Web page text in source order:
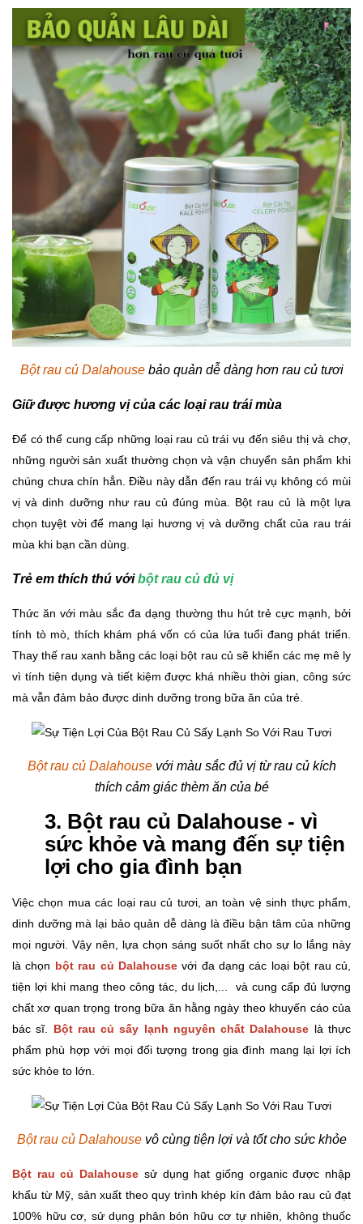
Bột rau củ Dalahousebảo quản dễ dàng hơn rau củ tươi
Giữđược hương vị của các loại rau trái mùa
Để có thể cung cấp những loại rau củ trái vụ đến siêu thị và chợ,
những người sản xuất thường chọn và vận chuyển sản phẩm khi
chúng chưa chín hẳn. Điều này dẫn đến rau trái vụ không có mùi
vị và dinh dưỡng như rau củ đúng mùa. Bột rau củ là một lựa
chọn tuyệt vời để mang lại hương vị và dưỡng chất của rau trái
mùa khi bạn cần dùng.
Trẻ em thích thú vớibột rau củ đủ vị
Thức ăn với màu sắc đa dạng thường thu hút trẻ cực mạnh, bởi
tính tò mò, thích khám phá vốn có của lứa tuổi đang phát triển.
Thay thế rau xanh bằng các loại bột rau củ sẽ khiến các mẹ mê ly
vì tính tiện dụng và tiết kiệm được khá nhiều thời gian, công sức
mà vẫn đảm bảo được dinh dưỡng trong bữa ăn của trẻ.
Bột rau củ Dalahousevới màu sắc đủ vị từ rau củ kích
thích cảm giác thèm ăn của bé
3. Bột rau củ Dalahouse - vì
sức khỏe và mang đến sự tiện
lợi cho gia đình bạn
Việc chọn mua các loại rau củ tươi, an toàn vệ sinh thực phẩm,
dinh dưỡng mà lại bảo quản dễ dàng là điều bận tâm của những
mọi người. Vậy nên, lựa chọn sáng suốt nhất cho sự lo lắng này
là chọn bột rau củ Dalahousevới đa dạng các loại bột rau củ,
tiện lợi khi mang theo công tác, du lịch,... và cung cấp đủ lượng
chất xơ quan trọng trong bữa ăn hằng ngày theo khuyến cáo của
bác sĩ. Bột rau củ sấy lạnh nguyên chất Dalahouse là thực
phẩm phù hợp với mọi đối tượng trong gia đình mang lại lợi ích
sức khỏe to lớn.
Bột rau củ Dalahousevô cùng tiện lợi và tốt cho sức khỏe
Bột rau củ Dalahouse sử dụng hạt giống organic được nhập
khẩu từ Mỹ, sản xuất theo quy trình khép kín đảm bảo rau củ đạt
100% hữu cơ, sử dụng phân bón hữu cơ tự nhiên, không thuốc